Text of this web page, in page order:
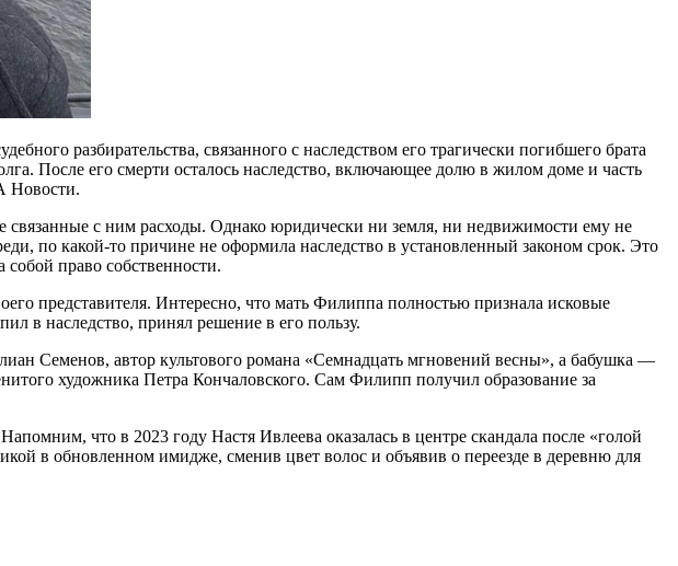
разбирательства, связанного с наследством его трагически погибшего брата
После его смерти осталось наследство, включающее долю в жилом доме и часть
Новости.
связанные с ним расходы. Однако юридически ни земля, ни недвижимости ему не
по какой-то причине не оформила наследство в установленный законом срок. Это
право собственности.
представителя. Интересно, что мать Филиппа полностью признала исковые
в наследство, принял решение в его пользу.
Семенов, автор культового романа «Семнадцать мгновений весны», а бабушка —
художника Петра Кончаловского. Сам Филипп получил образование за
что в 2023 году Настя Ивлеева оказалась в центре скандала после «‎голой
в обновленном имидже, сменив цвет волос и объявив о переезде в деревню для